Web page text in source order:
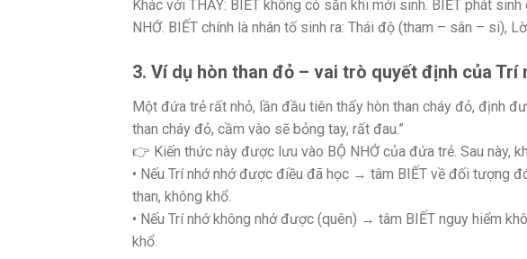
Khác với THẤY: BIẾT không có sẵn khi mới sinh. BIẾT phát sinh
NHỚ. BIẾT chính là nhân tố sinh ra: Thái độ (tham – sân – si),
3. Ví dụ hòn than đỏ – vai trò quyết định của Trí
Một đứa trẻ rất nhỏ, lần đầu tiên thấy hòn than cháy đỏ, định
than cháy đỏ, cầm vào sẽ bỏng tay, rất đau.”
👉 Kiến thức này được lưu vào BỘ NHỚ của đứa trẻ. Sau này,
• Nếu Trí nhớ nhớ được điều đã học → tâm BIẾT về đối tượng
than, không khổ.
• Nếu Trí nhớ không nhớ được (quên) → tâm BIẾT nguy hiểm
khổ.